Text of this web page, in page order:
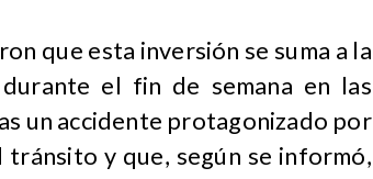
que esta inversión se suma a la
el fin de semana en las
un accidente protagonizado por
y que, según se informó,